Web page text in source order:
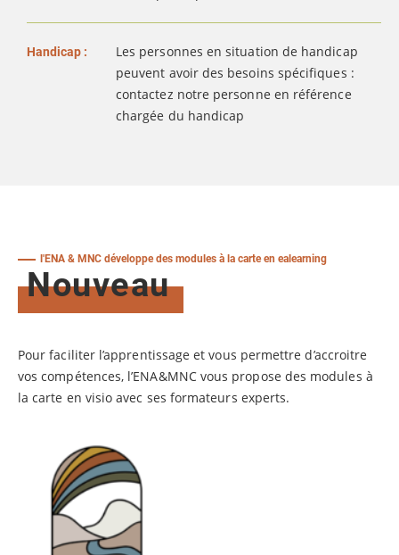
Handicap :
Les personnes en situation de handicap
peuvent avoir des besoins spécifiques :
contactez notre personne en référence
chargée du handicap
l'ENA & MNC développe des modules à la carte en ealearning
Nouveau
Pour faciliter l’apprentissage et vous permettre d’accroitre
vos compétences, l’ENA&MNC vous propose des modules à
la carte en visio avec ses formateurs experts.